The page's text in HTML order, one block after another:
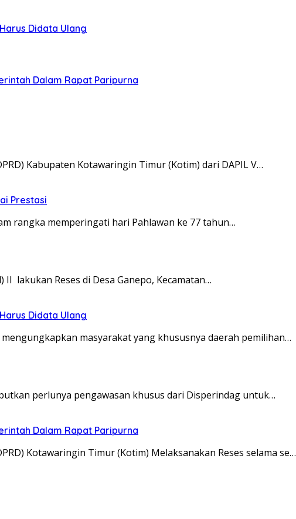
Didata Ulang
Dalam Rapat Paripurna
Kabupaten Kotawaringin Timur (Kotim) dari DAPIL V…
Prestasi
rangka memperingati hari Pahlawan ke 77 tahun…
II lakukan Reses di Desa Ganepo, Kecamatan…
Didata Ulang
mengungkapkan masyarakat yang khususnya daerah pemilihan…
perlunya pengawasan khusus dari Disperindag untuk…
Dalam Rapat Paripurna
Kotawaringin Timur (Kotim) Melaksanakan Reses selama se…